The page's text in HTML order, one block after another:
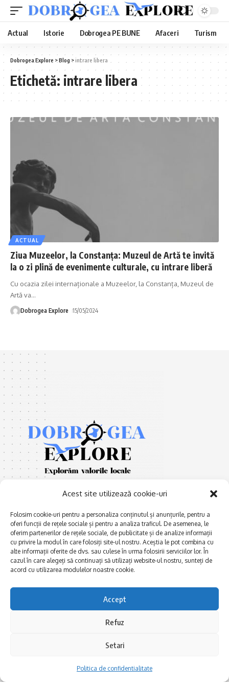
Acest site utilizează cookie-uri
Folosim cookie-uri pentru a personaliza conținutul și anunțurile, pentru a
oferi funcții de rețele sociale și pentru a analiza traficul. De asemenea, le
oferim partenerilor de rețele sociale, de publicitate și de analize informații
cu privire la modul în care folosiți site-ul nostru. Aceștia le pot combina cu
alte informații oferite de dvs. sau culese în urma folosirii serviciilor lor. În
cazul în care alegeți să continuați să utilizați website-ul nostru, sunteți de
acord cu utilizarea modulelor noastre cookie.
Accept
Refuz
Setari
Politica de confidentialitate
Actual Istorie Dobrogea PE BUNE Afaceri Turism
Dobrogea Explore >Blog >intrare libera
Etichetă: intrare libera
ACTUAL
Ziua Muzeelor, la Constanța: Muzeul de Artă te invită
la o zi plină de evenimente culturale, cu intrare liberă
Cu ocazia zilei internaționale a Muzeelor, la Constanța, Muzeul de
Artă va…
Dobrogea Explore 15/05/2024
E xplorăm Dobrogea,
Explorăm valorile locale:
Deltă, Litoral, cele mai mari
biserici și mănăstiri, cele mai
FRUMOASE POVEȘTI.
Afaceri și meșteșuguri
Actualitate